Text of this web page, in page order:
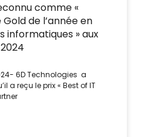
comme «
de l’année en
informatiques » aux
6D Technologies a
a reçu le prix « Best of IT